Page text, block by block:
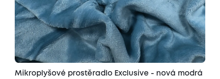
Mikroplyšové prostěradlo Exclusive - nová modrá